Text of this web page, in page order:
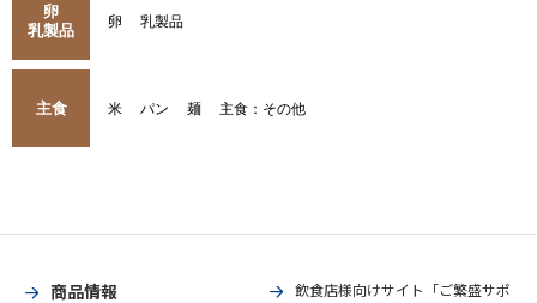
卵
乳製品
卵 乳製品
主食 米 パン 麺 主食：その他
商品情報
飲食店様向けサイト「ご繁盛サポ